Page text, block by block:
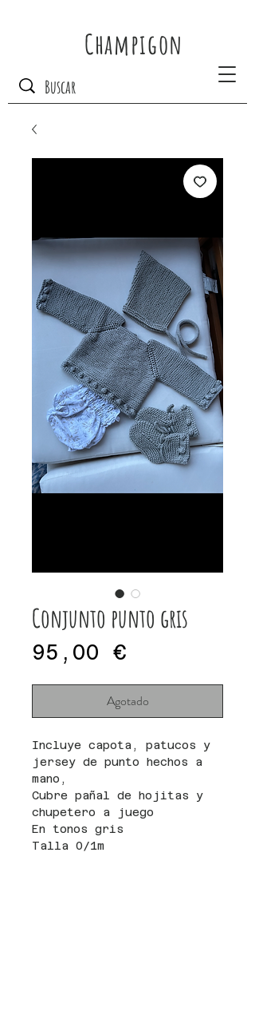
Champigon
Conjunto punto gris
95,00 €
Agotado
Incluye capota, patucos y
jersey de punto hechos a
mano,
Cubre pañal de hojitas y
chupetero a juego
En tonos gris
Talla 0/1m